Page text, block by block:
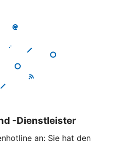
-Dienstleister
an: Sie hat den